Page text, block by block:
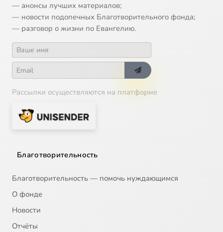
— анонсы лучших материалов;
— новости подопечных Благотворительного фонда;
— разговор о жизни по Евангелию.
Рассылки осуществляются на платформе
Благотворительность
Благотворительность — помочь нуждающимся
О фонде
Новости
Отчёты